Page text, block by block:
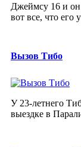
Джеймсу 16 и он
вот все, что его
Вызов Тибо
У 23-летнего
выездке в